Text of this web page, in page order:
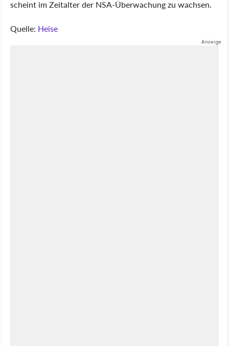
scheint im Zeitalter der NSA-Überwachung zu wachsen.
Quelle: Heise